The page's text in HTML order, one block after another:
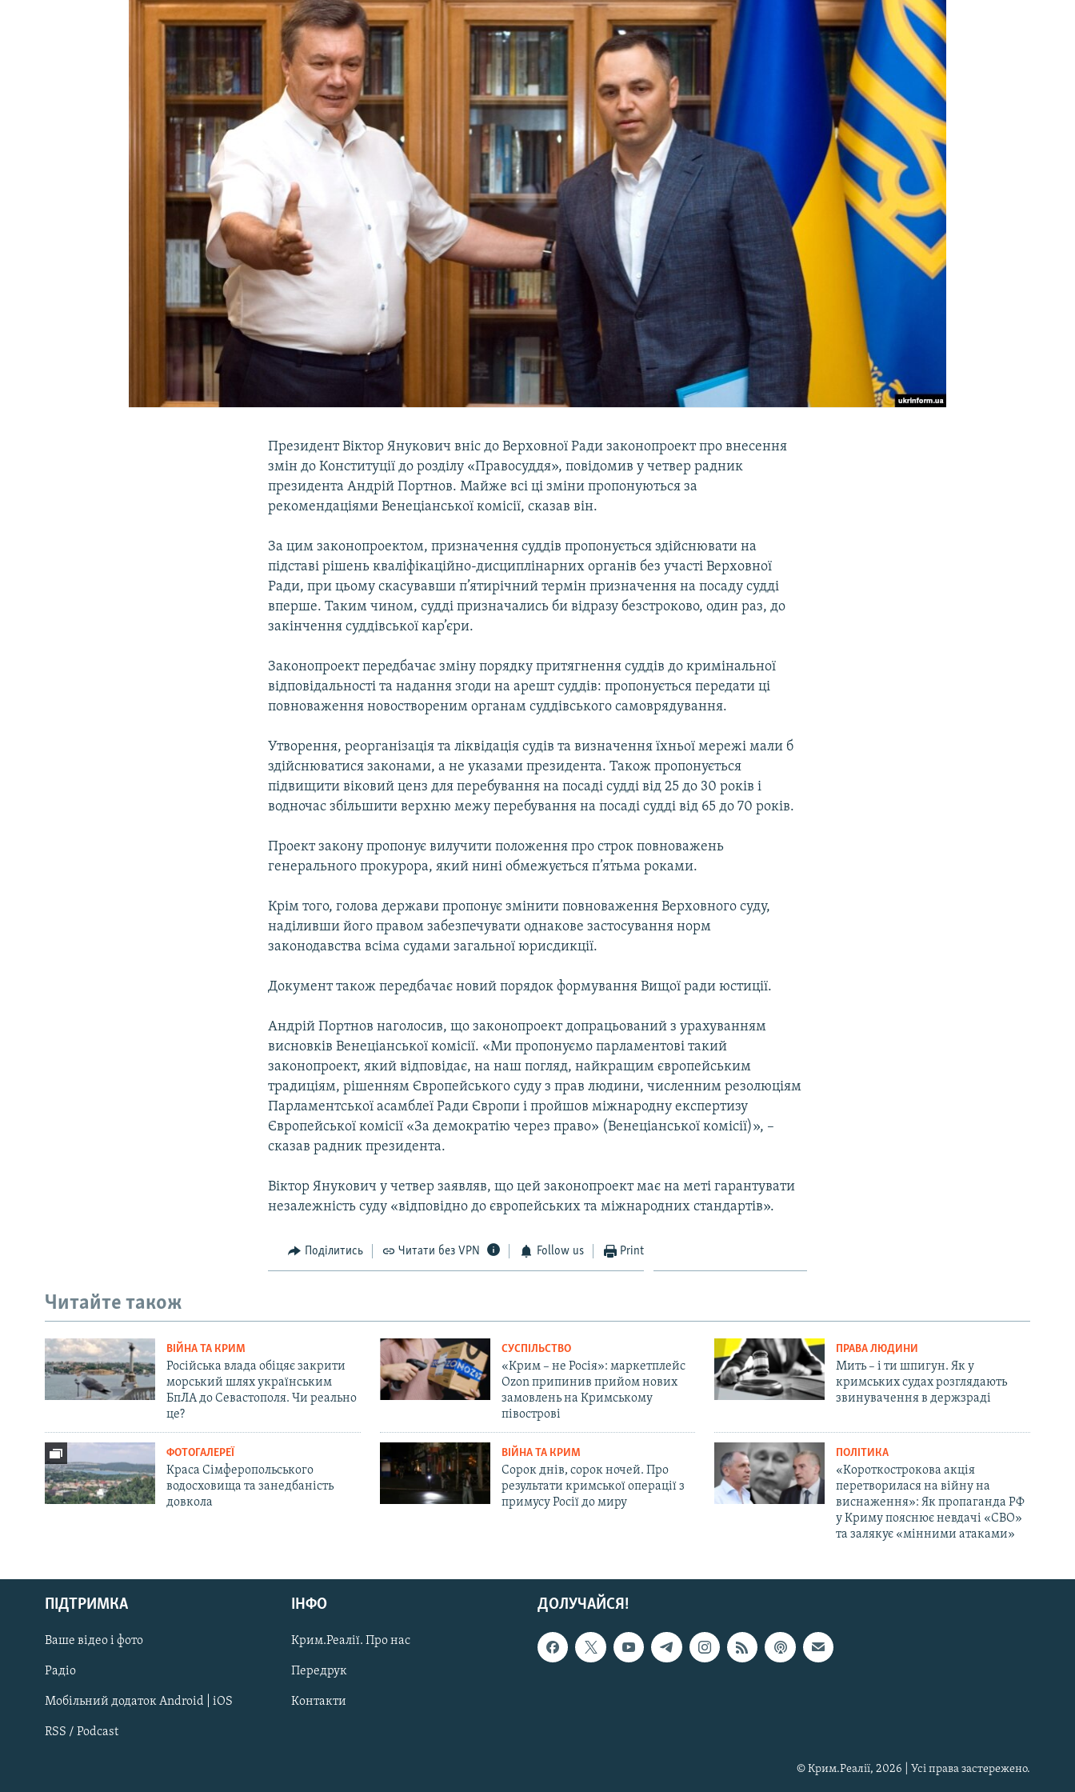
УКРАЇНСЬКА ПРОБЛЕМА КРИМУ
Русский
Qırımtatar
ДОЛУЧАЙСЯ!
Президент Віктор Янукович вніс до Верховної Ради законопроект про внесення
змін до Конституції до розділу «Правосуддя», повідомив у четвер радник
президента Андрій Портнов. Майже всі ці зміни пропонуються за
рекомендаціями Венеціанської комісії, сказав він.
За цим законопроектом, призначення суддів пропонується здійснювати на
підставі рішень кваліфікаційно-дисциплінарних органів без участі Верховної
Ради, при цьому скасувавши п’ятирічний термін призначення на посаду судді
вперше. Таким чином, судді призначались би відразу безстроково, один раз, до
закінчення суддівської кар’єри.
Законопроект передбачає зміну порядку притягнення суддів до кримінальної
відповідальності та надання згоди на арешт суддів: пропонується передати ці
повноваження новоствореним органам суддівського самоврядування.
Утворення, реорганізація та ліквідація судів та визначення їхньої мережі мали б
здійснюватися законами, а не указами президента. Також пропонується
підвищити віковий ценз для перебування на посаді судді від 25 до 30 років і
водночас збільшити верхню межу перебування на посаді судді від 65 до 70 років.
Проект закону пропонує вилучити положення про строк повноважень
генерального прокурора, який нині обмежується п’ятьма роками.
Крім того, голова держави пропонує змінити повноваження Верховного суду,
наділивши його правом забезпечувати однакове застосування норм
законодавства всіма судами загальної юрисдикції.
Документ також передбачає новий порядок формування Вищої ради юстиції.
Андрій Портнов наголосив, що законопроект допрацьований з урахуванням
висновків Венеціанської комісії. «Ми пропонуємо парламентові такий
законопроект, який відповідає, на наш погляд, найкращим європейським
традиціям, рішенням Європейського суду з прав людини, численним резолюціям
Парламентської асамблеї Ради Європи і пройшов міжнародну експертизу
Європейської комісії «За демократію через право» (Венеціанської комісії)», –
сказав радник президента.
Віктор Янукович у четвер заявляв, що цей законопроект має на меті гарантувати
незалежність суду «відповідно до європейських та міжнародних стандартів».
Поділитись Читати без VPN Follow us Print
Читайте також
ВІЙНА ТА КРИМ
Російська влада обіцяє закрити
морський шлях українським
БпЛА до Севастополя. Чи реально
це?
СУСПІЛЬСТВО
«Крим – не Росія»: маркетплейс
Ozon припинив прийом нових
замовлень на Кримському
півострові
ПРАВА ЛЮДИНИ
Мить – і ти шпигун. Як у
кримських судах розглядають
звинувачення в держзраді
ФОТОГАЛЕРЕЇ
Краса Сімферопольського
водосховища та занедбаність
довкола
ВІЙНА ТА КРИМ
Сорок днів, сорок ночей. Про
результати кримської операції з
примусу Росії до миру
ПОЛІТИКА
«Короткострокова акція
перетворилася на війну на
виснаження»: Як пропаганда РФ
у Криму пояснює невдачі «СВО»
та залякує «мінними атаками»
ДОЛУЧАЙСЯ!
ПІДТРИМКА
Ваше відео і фото
Радіо
Мобільний додаток Android | iOS
RSS / Podcast
ІНФО
Крим.Реалії. Про нас
Передрук
Контакти
© Крим.Реалії, 2026 | Усі права застережено.